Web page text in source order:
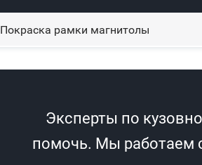
Покраска рамки магнитолы
Эксперты по
помочь. Мы работаем с